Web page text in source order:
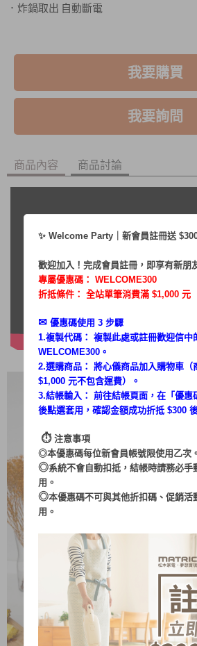
．炸鍋取出 自動斷電
我要購買
我要詢問
商品內容 商品討論
✨ Welcome Party｜新會員註冊送
歡迎加入！完成會員註冊，即享有新朋
專屬優惠碼： WELCOME300
折抵條件： 全站單筆消費滿 $1,000 元
✉︎ 優惠碼使用 3 步驟
1.複製代碼： 複製此處或註冊歡迎信中
WELCOME300。
2.選購商品： 將心儀商品加入購物車（
$1,000 元不包含運費）。
3.結帳輸入： 前往結帳頁面，在「優惠
後點選套用，確認金額成功折抵 $300
⏱︎ 注意事項
◎本優惠碼每位新會員帳號限使用乙次。
◎系統不會自動扣抵，結帳時請務必手
用。
◎本優惠碼不可與其他折扣碼、促銷活
用。